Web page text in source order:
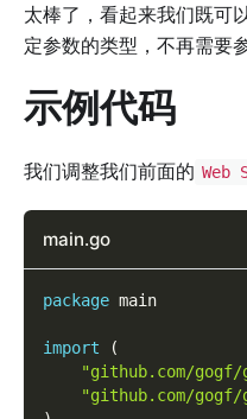
太棒了，看起来我们既可
定参数的类型，不再需要
示例代码
我们调整我们前面的 Web
main.go
package main
import
(
"github.com/
"github.com/